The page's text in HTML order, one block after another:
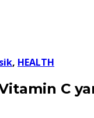
, HEALTH
C